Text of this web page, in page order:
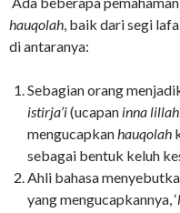
hauqolah, baik dari segi
di antaranya:
Sebagian orang
istirja’i(ucapan inna
mengucapkanhauqolah
sebagai bentuk keluh
Ahli bahasa
yang mengucapkannya, ‘